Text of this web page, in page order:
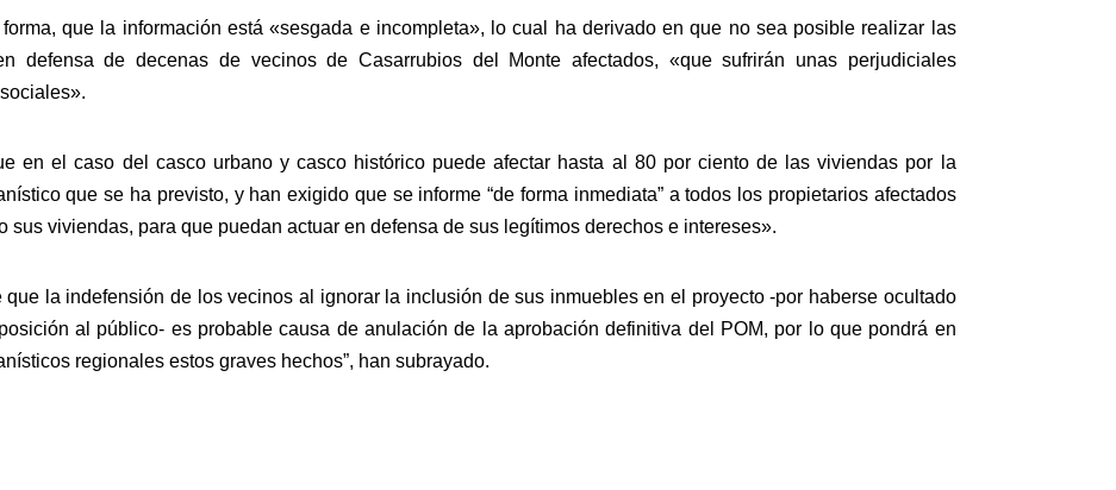
que la información está «sesgada e incompleta», lo cual ha derivado en que no sea posible realizar las
defensa de decenas de vecinos de Casarrubios del Monte afectados, «que sufrirán unas perjudiciales
en el caso del casco urbano y casco histórico puede afectar hasta al 80 por ciento de las viviendas por la
que se ha previsto, y han exigido que se informe “de forma inmediata” a todos los propietarios afectados
sus viviendas, para que puedan actuar en defensa de sus legítimos derechos e intereses».
la indefensión de los vecinos al ignorar la inclusión de sus inmuebles en el proyecto -por haberse ocultado
al público- es probable causa de anulación de la aprobación definitiva del POM, por lo que pondrá en
regionales estos graves hechos”, han subrayado.